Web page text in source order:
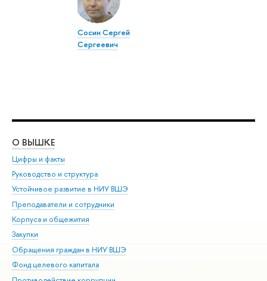
Сосин Сергей
Сергеевич
О ВЫШКЕ
Цифры и факты
Руководство и структура
Устойчивое развитие в НИУ ВШЭ
Преподаватели и сотрудники
Корпуса и общежития
Закупки
Обращения граждан в НИУ ВШЭ
Фонд целевого капитала